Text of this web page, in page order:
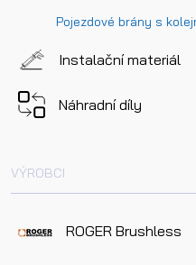
Pojezdové brány s
Instalační materiál
Náhradní díly
VÝROBCI
ROGER Brushless